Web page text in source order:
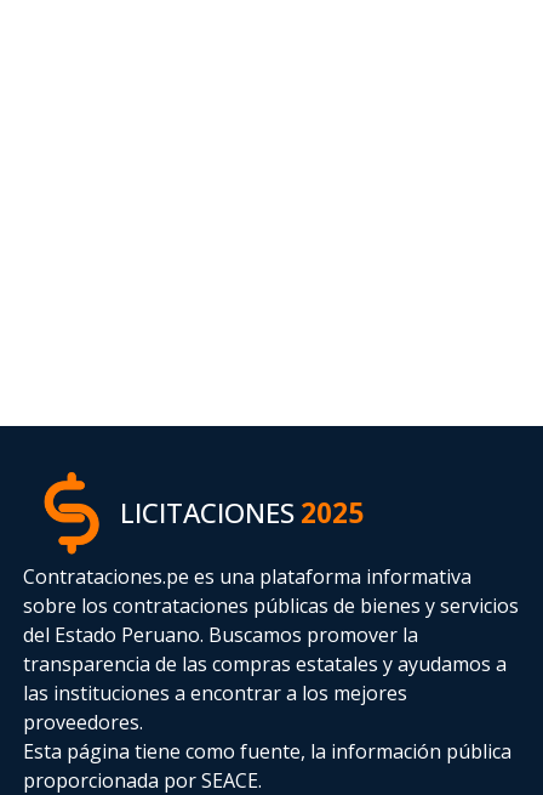
LICITACIONES2025
Contrataciones.pe es una plataforma informativa
sobre los contrataciones públicas de bienes y servicios
del Estado Peruano. Buscamos promover la
transparencia de las compras estatalesy ayudamos a
las instituciones a encontrar a los mejores
proveedores.
Esta página tiene como fuente, la información pública
proporcionada por SEACE.